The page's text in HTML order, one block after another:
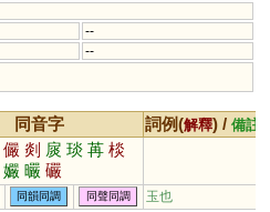
--
--
同音字 詞例(解釋) / 備註
儼 剡 扊 琰 苒 棪
孍 曮 礹
同韻同調 同聲同調 玉也